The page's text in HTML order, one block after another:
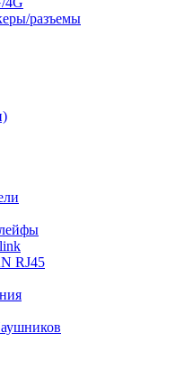
разъемы
RJ45